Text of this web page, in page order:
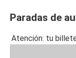
Paradas de
Atención: tu